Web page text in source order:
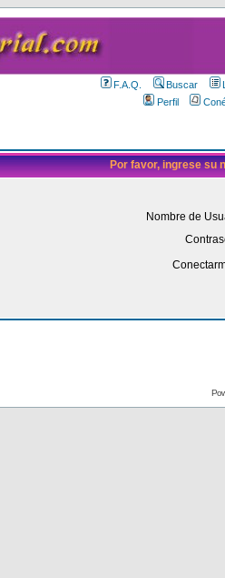
F.A.Q. Buscar
Perfil
Por favor, ingrese su
Nombre de